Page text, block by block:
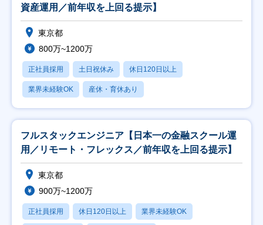
資産運用／前年収を上回る提示】
東京都
800万~1200万
正社員採用 土日祝休み 休日120日以上
業界未経験OK 産休・育休あり
フルスタックエンジニア【日本一の金融スクール運
用／リモート・フレックス／前年収を上回る提示】
東京都
900万~1200万
正社員採用 休日120日以上 業界未経験OK